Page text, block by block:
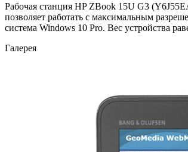
Рабочая станция HP ZBook 15U G3
позволяет работать с максимальным
система Windows 10 Pro. Вес устройства
Галерея